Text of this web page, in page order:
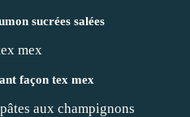
sucrées salées
façon tex mex